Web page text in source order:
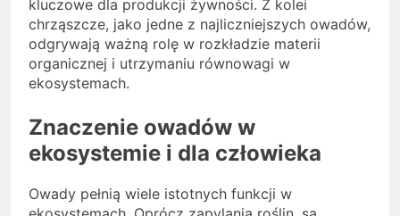
kluczowe dla produkcji żywności. Z kolei
chrząszcze, jako jedne z najliczniejszych owadów,
odgrywają ważną rolę w rozkładzie materii
organicznej i utrzymaniu równowagi w
ekosystemach.
Znaczenie owadów w
ekosystemie i dla człowieka
Owady pełnią wiele istotnych funkcji w